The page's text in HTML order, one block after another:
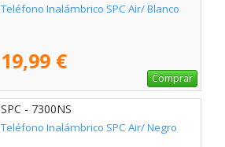
Teléfono Inalámbrico SPC Air/ Blanco
19,99 €
Comprar
SPC - 7300NS
Teléfono Inalámbrico SPC Air/ Negro